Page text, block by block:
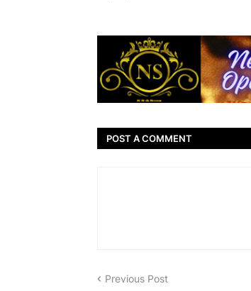
POST A COMMENT
Previous Post